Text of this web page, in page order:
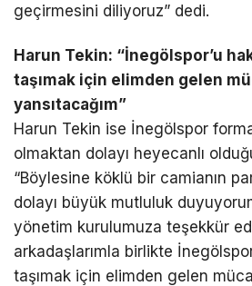
geçirmesini diliyoruz” dedi.
Harun Tekin: “İnegölspor’u
taşımak için elimden gelen
yansıtacağım”
Harun Tekin ise İnegölspor
olmaktan dolayı heyecanlı
“Böylesine köklü bir camianın
dolayı büyük mutluluk
yönetim kurulumuza teşekkür
arkadaşlarımla birlikte
taşımak için elimden gelen